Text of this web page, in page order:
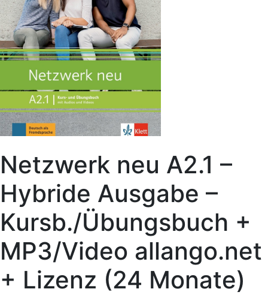
Netzwerk neu A2.1 –
Hybride Ausgabe –
Kursb./Übungsbuch +
MP3/Video allango.net
+ Lizenz (24 Monate)